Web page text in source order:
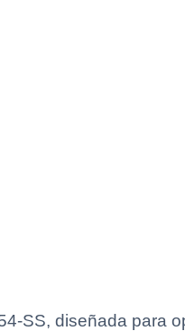
SS, diseñada para